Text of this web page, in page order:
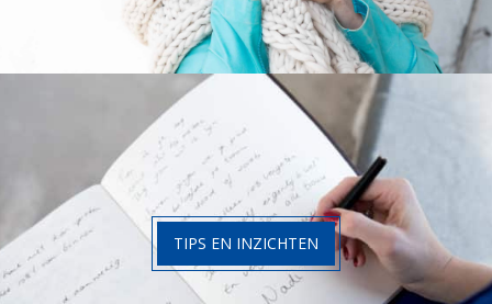
TIPS EN INZICHTEN